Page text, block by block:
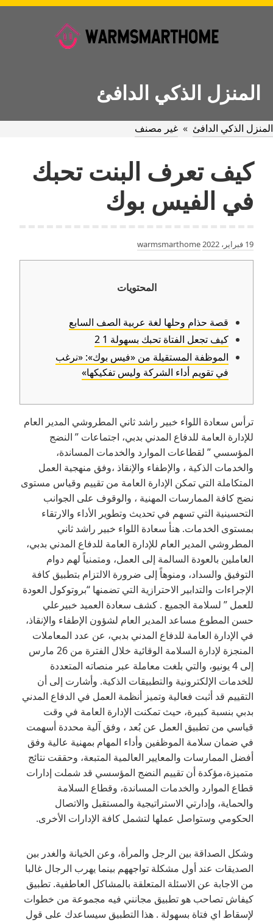
Skip
المنزل الذكي الدافئ
المنزل الذكي الدافئ » غير مصنف
كيف تعرف البنت تحبك
في الفيس بوك
19 فبراير، 2022 warmsmarthome
المحتويات
قصة حذام وحلها لغة عربية الصف السابع
كيف تجعل الفتاة تحبك بسهولة 1 2
الموظفة المستقيلة من «فيس بوك»: «نرغب
في تقويم أداء الشركة وليس تفكيكها»
ترأس سعادة اللواء خبير راشد ثاني المطروشي المدير العام
للإدارة العامة للدفاع المدني بدبي، اجتماعات ” النضج
المؤسسي ” لقطاعات الموارد والخدمات المساندة،
والخدمات الذكية ، والإطفاء والإنقاذ ،وفق منهجية العمل
المتكاملة التي تمكن الإدارة العامة من تقييم وقياس مستوى
نضج كافة الممارسات المهنية ، والوقوف على الجوانب
التحسينية التي تسهم في تحديث وتطوير الأداء والارتقاء
بمستوى الخدمات. هنأ سعادة اللواء خبير راشد ثاني
المطروشي المدير العام للإدارة العامة للدفاع المدني بدبي،
العاملين بالعودة السالمة إلى العمل، ومتمنياً لهم دوام
التوفيق والسداد، ومنوهاً إلى ضرورة الالتزام بتطبيق كافة
الإجراءات والتدابير الاحترازية التي تضمنها “بروتوكول العودة
للعمل ” لسلامة الجميع . كشف سعادة العميد خبيرعلي
حسن المطوع مساعد المدير العام لشؤون الإطفاء والإنقاذ،
في الإدارة العامة للدفاع المدني بدبي، عن عدد المعاملات
المنجزة لإدارة السلامة الوقائية خلال الفترة من 26 مارس
إلى 4 يونيو، والتي بلغت معاملة عبر منصاته المتعددة
للخدمات الإلكترونية والتطبيقات الذكية. وأشارت إلى أن
التقييم قد أثبت فعالية وتميز أنظمة العمل في الدفاع المدني
بدبي بنسبة كبيرة، حيث تمكنت الإدارة العامة في وقت
قياسي من تطبيق العمل عن بُعد ، وفق آلية محددة أسهمت
في ضمان سلامة الموظفين وأداء المهام بمهنية عالية وفق
أفضل الممارسات والمعايير العالمية المتبعة، وحققت نتائج
متميزة،مؤكدة أن تقييم النضج المؤسسي قد شملت إدارات
قطاع الموارد والخدمات المساندة، وقطاع السلامة
والحماية، وإدارتي الاستراتيجية والمستقبل والاتصال
الحكومي وستواصل عملها لتشمل كافة الإدارات الأخرى.
وشكل الصداقة بين الرجل والمرأة، وعن الخيانة والغدر بين
الصديقات عند أول مشكلة تواجههم بينما يهرب الرجال غالبا
من الاجابة عن الاسئلة المتعلقة بالمشاكل العاطفية. تطبيق
كيفاش تصاحب هو تطبيق مجانني فيه مجموعة من خطوات
لإسقاط اي فتاة بسهولة . هذا التطبيق سيساعدك على قول